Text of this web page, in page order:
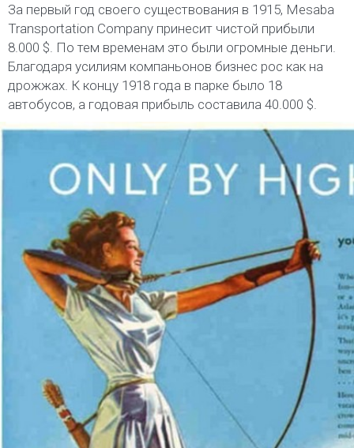
За первый год своего существования в 1915, Mesaba
Transportation Company принесит чистой прибыли
8.000 $. По тем временам это были огромные деньги.
Благодаря усилиям компаньонов бизнес рос как на
дрожжах. К концу 1918 года в парке было 18
автобусов, а годовая прибыль составила 40.000 $.